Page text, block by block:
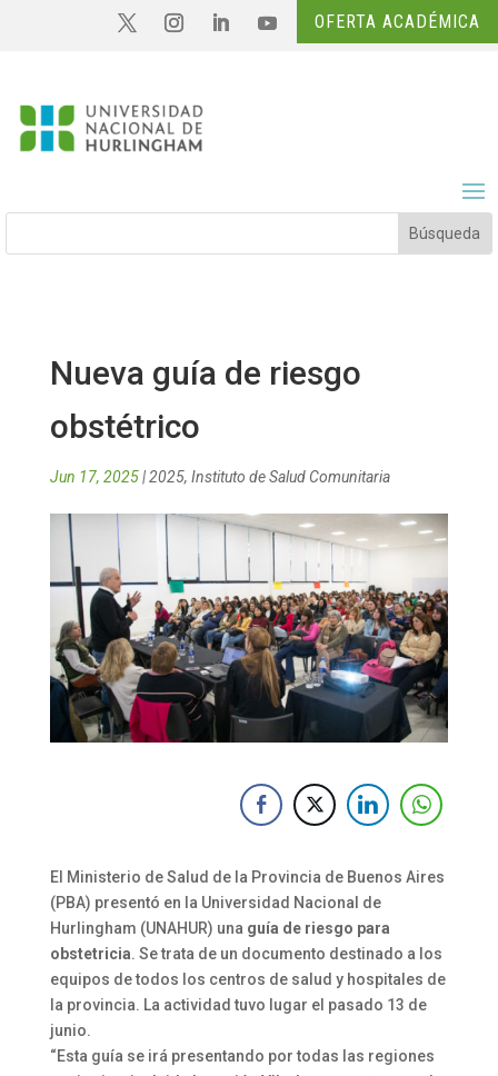
OFERTA ACADÉMICA
Nueva guía de riesgo
obstétrico
Jun 17, 2025|2025, Instituto de Salud Comunitaria
El Ministerio de Salud de la Provincia de Buenos Aires
(PBA) presentó en la Universidad Nacional de
Hurlingham (UNAHUR) una guía de riesgo para
obstetricia. Se trata de un documento destinado a los
equipos de todos los centros de salud y hospitales de
la provincia. La actividad tuvo lugar el pasado 13 de
junio.
“Esta guía se irá presentando por todas las regiones